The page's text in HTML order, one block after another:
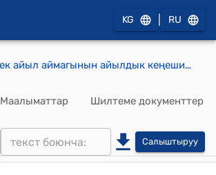
KG RU
Чаек айыл аймагынын айылдык кеңешинин 2025-жылдын 12-июнундагы № 10 "Жумгал райондук сотунун 2025-жылдын 13-мартындагы ГД-430/24нЭ сандуу сотунун чечиминин негизинде өндүрүп алуучу Намазбекова Роза Дуровнанын пайдасына карата Чаек айыл аймагынын айыл өкмөтүнөн эмгек акысын төлөтүп берүү жөнүндө аткаруу барагы үчүн, алты айлык бюджетти кароо сессиясында 509120 (беш жүз тогуз миң бир жүз жыйырма) сомду карап берүү жөнүндө.
Маалыматтар Шилтеме документтер
Салыштыруу